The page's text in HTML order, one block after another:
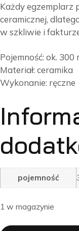
Każdy egzemplarz
ceramicznej,
w szkliwie i
Pojemność: ok. 300
Materiał: ceramika
Wykonanie: ręczne
pojemność
1 w magazynie